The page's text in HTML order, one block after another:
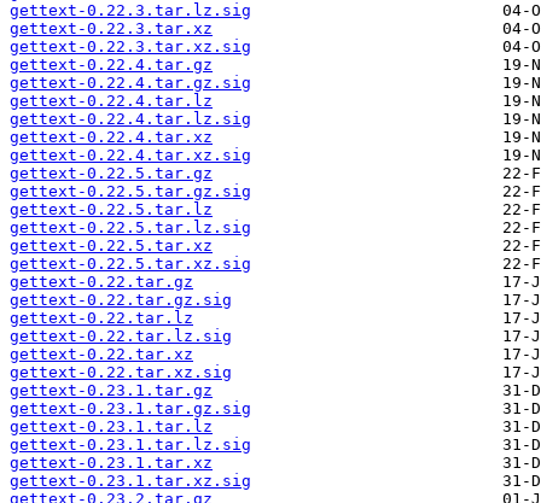
gettext-0.22.3.tar.lz.sig
gettext-0.22.3.tar.xz
gettext-0.22.3.tar.xz.sig
gettext-0.22.4.tar.gz
gettext-0.22.4.tar.gz.sig
gettext-0.22.4.tar.lz
gettext-0.22.4.tar.lz.sig
gettext-0.22.4.tar.xz
gettext-0.22.4.tar.xz.sig
gettext-0.22.5.tar.gz
gettext-0.22.5.tar.gz.sig
gettext-0.22.5.tar.lz
gettext-0.22.5.tar.lz.sig
gettext-0.22.5.tar.xz
gettext-0.22.5.tar.xz.sig
gettext-0.22.tar.gz
gettext-0.22.tar.gz.sig
gettext-0.22.tar.lz
gettext-0.22.tar.lz.sig
gettext-0.22.tar.xz
gettext-0.22.tar.xz.sig
gettext-0.23.1.tar.gz
gettext-0.23.1.tar.gz.sig
gettext-0.23.1.tar.lz
gettext-0.23.1.tar.lz.sig
gettext-0.23.1.tar.xz
gettext-0.23.1.tar.xz.sig
gettext-0.23.2.tar.gz